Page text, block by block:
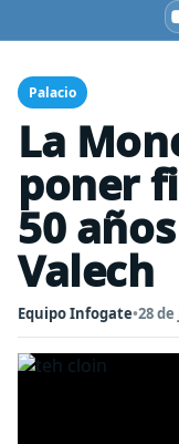
Palacio
La
poner
50
Valech
Equipo Infogate•28